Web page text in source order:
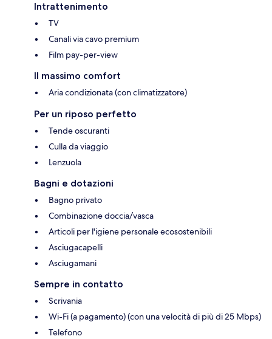
Intrattenimento
TV
Canali via cavo premium
Film pay-per-view
Il massimo comfort
Aria condizionata (con climatizzatore)
Per un riposo perfetto
Tende oscuranti
Culla da viaggio
Lenzuola
Bagni e dotazioni
Bagno privato
Combinazione doccia/vasca
Articoli per l'igiene personale ecosostenibili
Asciugacapelli
Asciugamani
Sempre in contatto
Scrivania
Wi-Fi (a pagamento) (con una velocità di più di 25 Mbps)
Telefono